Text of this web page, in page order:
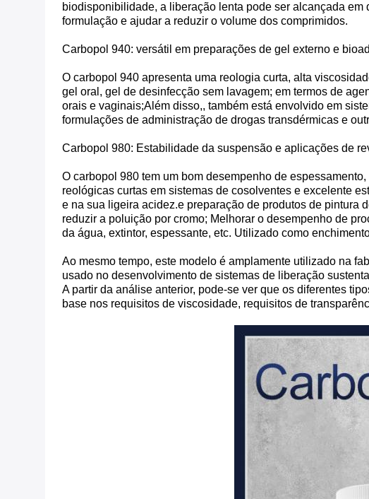
biodisponibilidade, a liberação lenta pode ser alcançada
formulação e ajudar a reduzir o volume dos comprimidos.
Carbopol 940: versátil em preparações de gel externo e
O carbopol 940 apresenta uma reologia curta, alta
gel oral, gel de desinfecção sem lavagem; em termos de
orais e vaginais;Além disso,, também está envolvido em
formulações de administração de drogas transdérmicas e
Carbopol 980: Estabilidade da suspensão e aplicações de
O carbopol 980 tem um bom desempenho de
reológicas curtas em sistemas de cosolventes e excelente
e na sua ligeira acidez.e preparação de produtos de pintura
reduzir a poluição por cromo; Melhorar o desempenho de
da água, extintor, espessante, etc. Utilizado como
Ao mesmo tempo, este modelo é amplamente utilizado na
usado no desenvolvimento de sistemas de liberação
A partir da análise anterior, pode-se ver que os diferentes
base nos requisitos de viscosidade, requisitos de